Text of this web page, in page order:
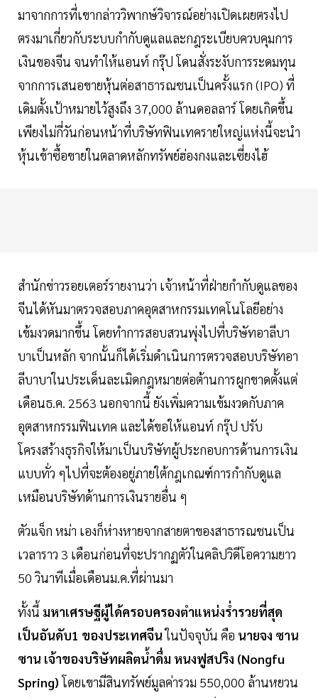
มาจากการที่เขากล่าววิพากษ์วิจารณ์อย่างเปิดเผยตรงไป
ตรงมาเกี่ยวกับระบบกำกับดูแลและกฎระเบียบควบคุมการ
เงินของจีน จนทำให้แอนท์ กรุ๊ป โดนสั่งระงับการระดมทุน
จากการเสนอขายหุ้นต่อสาธารณชนเป็นครั้งแรก (IPO) ที่
เดิมตั้งเป้าหมายไว้สูงถึง 37,000 ล้านดอลลาร์ โดยเกิดขึ้น
เพียงไม่กี่วันก่อนหน้าที่บริษัทฟินเทครายใหญ่แห่งนี้จะนำ
หุ้นเข้าซื้อขายในตลาดหลักทรัพย์ฮ่องกงและเซี่ยงไฮ้
สำนักข่าวรอยเตอร์รายงานว่า เจ้าหน้าที่ฝ่ายกำกับดูแลของ
จีนได้หันมาตรวจสอบภาคอุตสาหกรรมเทคโนโลยีอย่าง
เข้มงวดมากขึ้น โดยทำการสอบสวนพุ่งไปที่บริษัทอาลีบา
บาเป็นหลัก จากนั้นก็ได้เริ่มดำเนินการตรวจสอบบริษัทอา
ลีบาบาในประเด็นละเมิดกฎหมายต่อต้านการผูกขาดตั้งแต่
เดือนธ.ค. 2563 นอกจากนี้ ยังเพิ่มความเข้มงวดกับภาค
อุตสาหกรรมฟินเทค และได้ขอให้แอนท์ กรุ๊ป ปรับ
โครงสร้างธุรกิจให้มาเป็นบริษัทผู้ประกอบการด้านการเงิน
แบบทั่ว ๆไปที่จะต้องอยู่ภายใต้กฎเกณฑ์การกำกับดูแล
เหมือนบริษัทด้านการเงินรายอื่น ๆ
ตัวแจ็ก หม่า เองก็ห่างหายจากสายตาของสาธารณชนเป็น
เวลาราว 3 เดือนก่อนที่จะปรากฏตัวในคลิปวิดีโอความยาว
50 วินาทีเมื่อเดือนม.ค.ที่ผ่านมา
ทั้งนี้ มหาเศรษฐีผู้ได้ครอบครองตำแหน่งร่ำรวยที่สุด
เป็นอันดับ1 ของประเทศจีนในปัจจุบัน คือ นายจง ซาน
ซาน เจ้าของบริษัทผลิตน้ำดื่ม หนงฟูสปริง (Nongfu
Spring)โดยเขามีสินทรัพย์มูลค่ารวม 550,000 ล้านหยวน